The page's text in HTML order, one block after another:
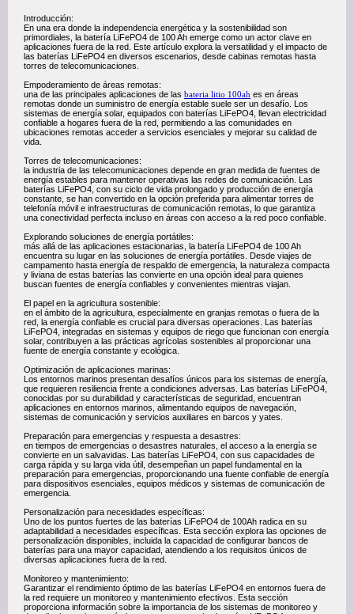
Introducción:
En una era donde la independencia energética y la sostenibilidad son
primordiales, la batería LiFePO4 de 100 Ah emerge como un actor clave en
aplicaciones fuera de la red. Este artículo explora la versatilidad y el impacto de
las baterías LiFePO4 en diversos escenarios, desde cabinas remotas hasta
torres de telecomunicaciones.
Empoderamiento de áreas remotas:
una de las principales aplicaciones de las bateria litio 100ah es en áreas
remotas donde un suministro de energía estable suele ser un desafío. Los
sistemas de energía solar, equipados con baterías LiFePO4, llevan electricidad
confiable a hogares fuera de la red, permitiendo a las comunidades en
ubicaciones remotas acceder a servicios esenciales y mejorar su calidad de
vida.
Torres de telecomunicaciones:
la industria de las telecomunicaciones depende en gran medida de fuentes de
energía estables para mantener operativas las redes de comunicación. Las
baterías LiFePO4, con su ciclo de vida prolongado y producción de energía
constante, se han convertido en la opción preferida para alimentar torres de
telefonía móvil e infraestructuras de comunicación remotas, lo que garantiza
una conectividad perfecta incluso en áreas con acceso a la red poco confiable.
Explorando soluciones de energía portátiles:
más allá de las aplicaciones estacionarias, la batería LiFePO4 de 100 Ah
encuentra su lugar en las soluciones de energía portátiles. Desde viajes de
campamento hasta energía de respaldo de emergencia, la naturaleza compacta
y liviana de estas baterías las convierte en una opción ideal para quienes
buscan fuentes de energía confiables y convenientes mientras viajan.
El papel en la agricultura sostenible:
en el ámbito de la agricultura, especialmente en granjas remotas o fuera de la
red, la energía confiable es crucial para diversas operaciones. Las baterías
LiFePO4, integradas en sistemas y equipos de riego que funcionan con energía
solar, contribuyen a las prácticas agrícolas sostenibles al proporcionar una
fuente de energía constante y ecológica.
Optimización de aplicaciones marinas:
Los entornos marinos presentan desafíos únicos para los sistemas de energía,
que requieren resiliencia frente a condiciones adversas. Las baterías LiFePO4,
conocidas por su durabilidad y características de seguridad, encuentran
aplicaciones en entornos marinos, alimentando equipos de navegación,
sistemas de comunicación y servicios auxiliares en barcos y yates.
Preparación para emergencias y respuesta a desastres:
en tiempos de emergencias o desastres naturales, el acceso a la energía se
convierte en un salvavidas. Las baterías LiFePO4, con sus capacidades de
carga rápida y su larga vida útil, desempeñan un papel fundamental en la
preparación para emergencias, proporcionando una fuente confiable de energía
para dispositivos esenciales, equipos médicos y sistemas de comunicación de
emergencia.
Personalización para necesidades específicas:
Uno de los puntos fuertes de las baterías LiFePO4 de 100Ah radica en su
adaptabilidad a necesidades específicas. Esta sección explora las opciones de
personalización disponibles, incluida la capacidad de configurar bancos de
baterías para una mayor capacidad, atendiendo a los requisitos únicos de
diversas aplicaciones fuera de la red.
Monitoreo y mantenimiento:
Garantizar el rendimiento óptimo de las baterías LiFePO4 en entornos fuera de
la red requiere un monitoreo y mantenimiento efectivos. Esta sección
proporciona información sobre la importancia de los sistemas de monitoreo y